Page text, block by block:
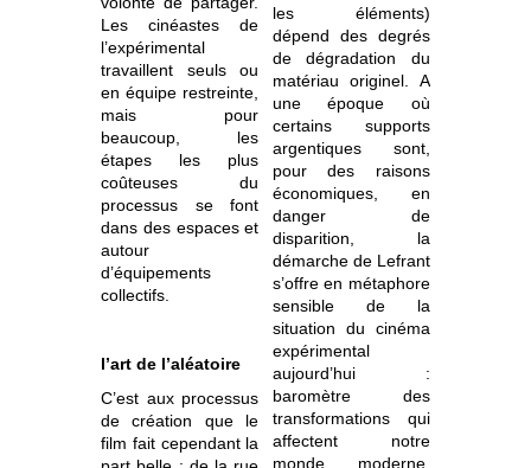
Les cinéastes de
l’expérimental
travaillent seuls ou
en équipe restreinte,
mais pour
beaucoup, les
étapes les plus
coûteuses du
processus se font
dans des espaces et
autour
d’équipements
collectifs.
l’art de l’aléatoire
C’est aux processus
de création que le
film fait cependant la
les éléments)
dépend des degrés
de dégradation du
matériau originel. A
une époque où
certains supports
argentiques sont,
pour des raisons
économiques, en
danger de
disparition, la
démarche de Lefrant
s’offre en métaphore
sensible de la
situation du cinéma
expérimental
aujourd’hui :
baromètre des
transformations qui
affectent notre
monde moderne,